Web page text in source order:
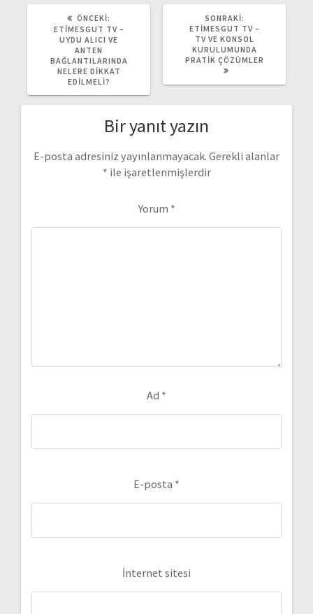
ÖNCEKI:
YAZI:
ETIMESGUT TV –
UYDU ALICI VE
ANTEN
BAĞLANTILARINDA
NELERE DIKKAT
EDILMELI?
SONRAKI:
YAZI:
ETIMESGUT TV –
TV VE KONSOL
KURULUMUNDA
PRATIK ÇÖZÜMLER
Bir yanıt yazın
E-posta adresiniz yayınlanmayacak. Gerekli alanlar
* ile işaretlenmişlerdir
Yorum *
Ad *
E-posta *
İnternet sitesi